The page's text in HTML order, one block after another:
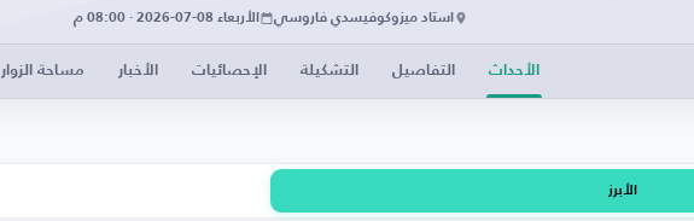
استاد ميزوكوفيسدي فاروسي الأربعاء 08-07-2026 · 08:00 م
الأحداث التفاصيل التشكيلة الإحصائيات الأخبار مساحة الزوار
الأبرز